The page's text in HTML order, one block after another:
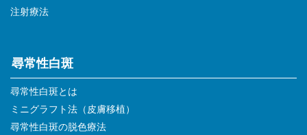
注射療法
尋常性白斑
尋常性白斑とは
ミニグラフト法（皮膚移植）
尋常性白斑の脱色療法